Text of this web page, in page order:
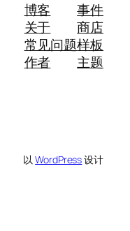
博客
关于
常见问题
作者
事件
商店
样板
主题
以WordPress设计